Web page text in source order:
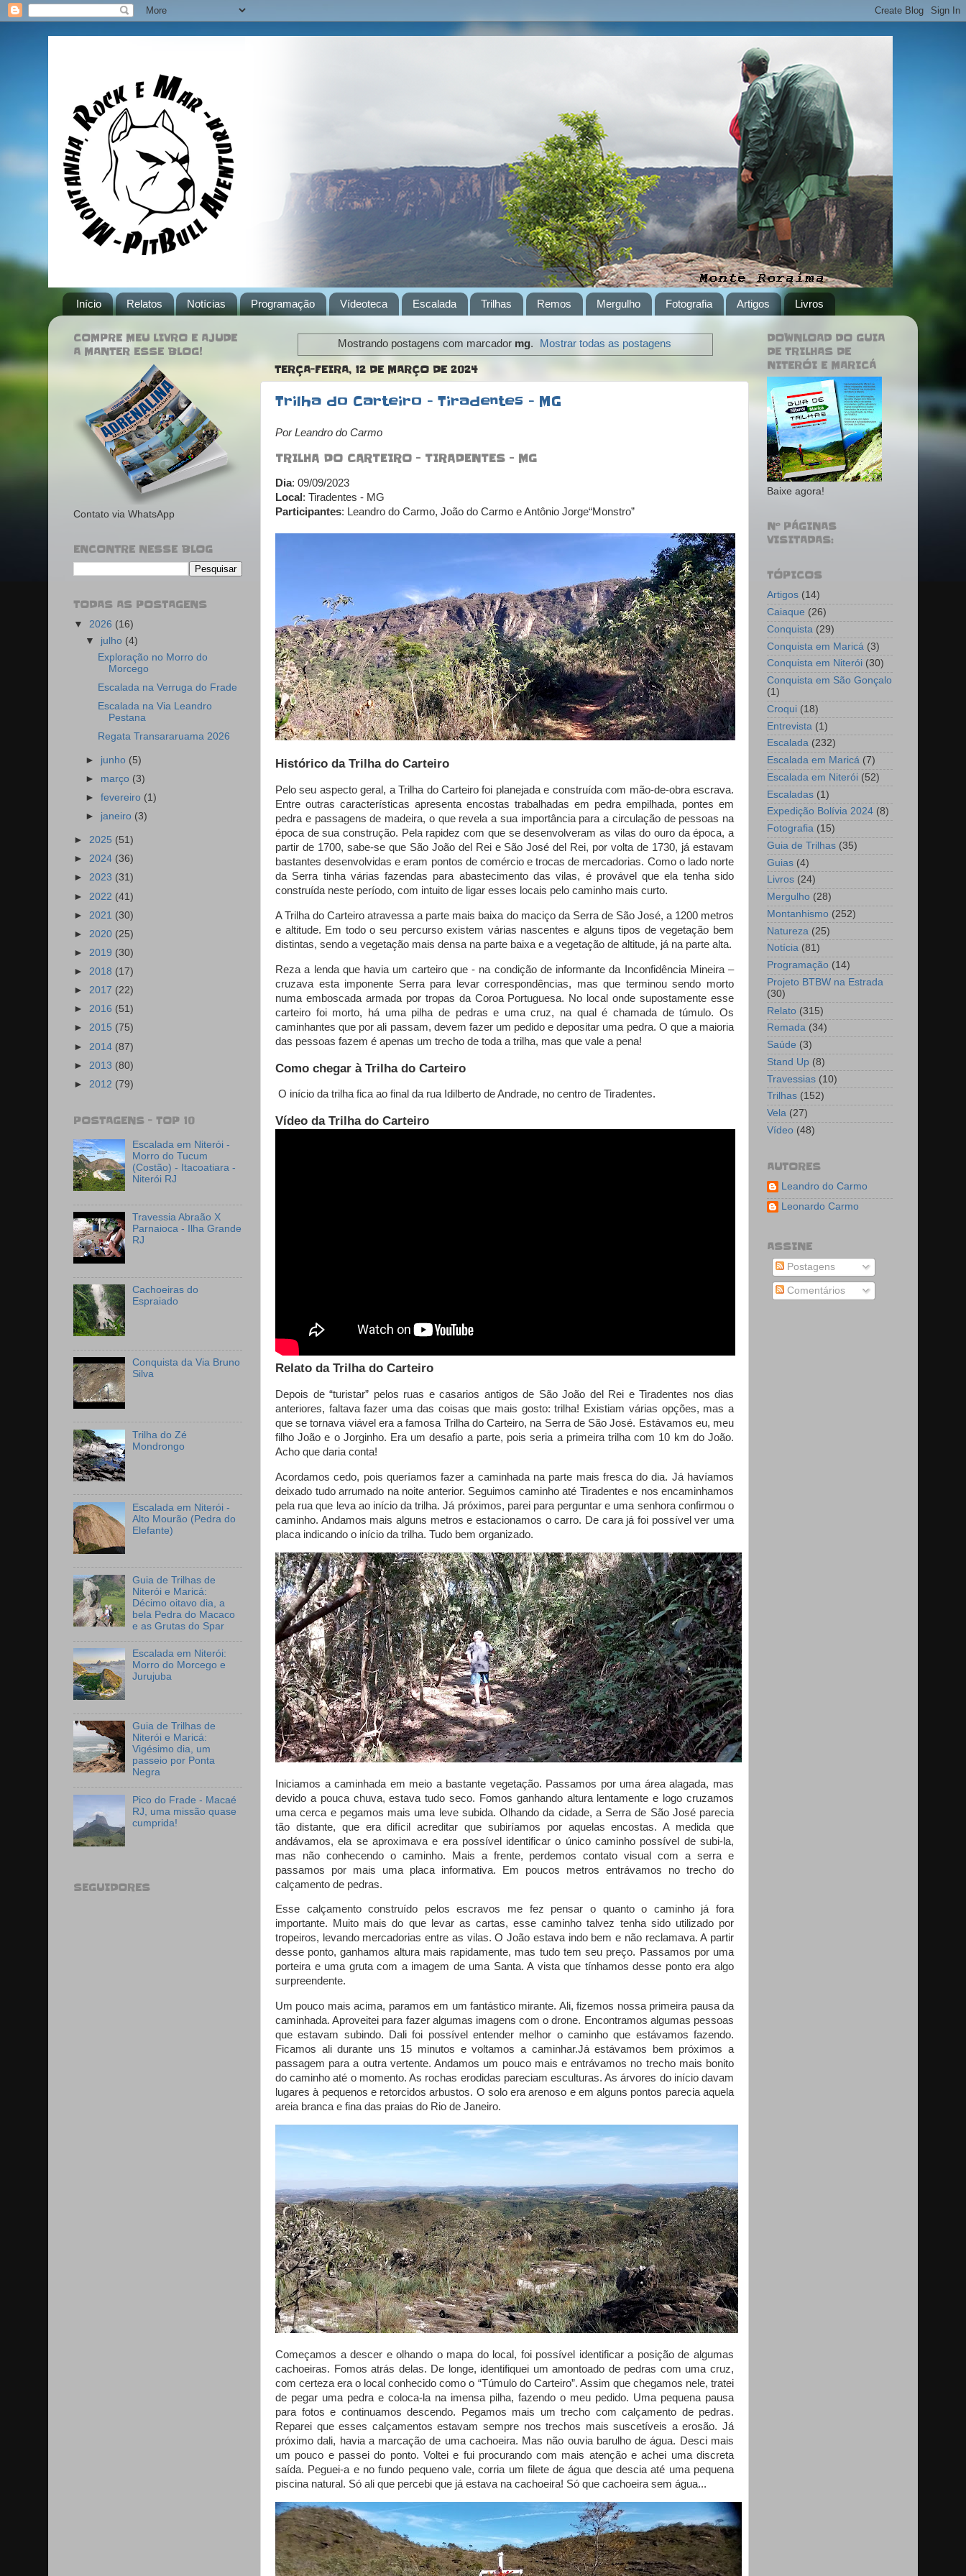
Início Relatos Notícias Programação Vídeoteca Escalada Trilhas Remos Mergulho Fotografia Artigos Livros
Mostrando postagens com marcador mg. Mostrar todas as postagens
TERÇA-FEIRA, 12 DE MARÇO DE 2024
Trilha do Carteiro - Tiradentes - MG
Por Leandro do Carmo
TRILHA DO CARTEIRO - TIRADENTES - MG
Dia: 09/09/2023
Local : Tiradentes - MG
Participantes: Leandro do Carmo, João do Carmo e Antônio Jorge“Monstro”
Histórico da Trilha do Carteiro
Pelo seu aspecto geral, a Trilha do Carteiro foi planejada e construída com mão-de-obra escrava.
Entre outras características apresenta encostas trabalhadas em pedra empilhada, pontes em
pedra e passagens de madeira, o que revela a sua importância para a circulação de pessoas na
época de sua construção. Pela rapidez com que se desenvolveram as vilas do ouro da época, a
partir de 1700, sabe-se que São João del Rei e São José del Rei, por volta de 1730, já estavam
bastantes desenvolvidas e eram pontos de comércio e trocas de mercadorias. Como o lado norte
da Serra tinha várias fazendas para abastecimento das vilas, é provável que ela tenha sido
construída neste período, com intuito de ligar esses locais pelo caminho mais curto.
A Trilha do Carteiro atravessa a parte mais baixa do maciço da Serra de São José, a 1200 metros
e altitude. Em todo o seu percurso existem várias nascentes e alguns tipos de vegetação bem
distintas, sendo a vegetação mais densa na parte baixa e a vegetação de altitude, já na parte alta.
Reza a lenda que havia um carteiro que - na condição de informante da Inconfidência Mineira –
cruzava esta imponente Serra para levar correspondências, mas que terminou sendo morto
numa emboscada armada por tropas da Coroa Portuguesa. No local onde supostamente esse
carteiro foi morto, há uma pilha de pedras e uma cruz, na qual é chamada de túmulo. Os
caminhantes que por ali passam, devem fazer um pedido e depositar uma pedra. O que a maioria
das pessoas fazem é apenas um trecho de toda a trilha, mas que vale a pena!
Como chegar à Trilha do Carteiro
O início da trilha fica ao final da rua Idilberto de Andrade, no centro de Tiradentes.
Vídeo da Trilha do Carteiro
Relato da Trilha do Carteiro
Depois de “turistar” pelos ruas e casarios antigos de São João del Rei e Tiradentes nos dias
anteriores, faltava fazer uma das coisas que mais gosto: trilha! Existiam várias opções, mas a
que se tornava viável era a famosa Trilha do Carteiro, na Serra de São José. Estávamos eu, meu
filho João e o Jorginho. Era um desafio a parte, pois seria a primeira trilha com 10 km do João.
Acho que daria conta!
Acordamos cedo, pois queríamos fazer a caminhada na parte mais fresca do dia. Já havíamos
deixado tudo arrumado na noite anterior. Seguimos caminho até Tiradentes e nos encaminhamos
pela rua que leva ao início da trilha. Já próximos, parei para perguntar e uma senhora confirmou o
caminho. Andamos mais alguns metros e estacionamos o carro. De cara já foi possível ver uma
placa indicando o início da trilha. Tudo bem organizado.
Iniciamos a caminhada em meio a bastante vegetação. Passamos por uma área alagada, mas
devido a pouca chuva, estava tudo seco. Fomos ganhando altura lentamente e logo cruzamos
uma cerca e pegamos mais uma leve subida. Olhando da cidade, a Serra de São José parecia
tão distante, que era difícil acreditar que subiríamos por aquelas encostas. A medida que
andávamos, ela se aproximava e era possível identificar o único caminho possível de subi-la,
mas não conhecendo o caminho. Mais a frente, perdemos contato visual com a serra e
passamos por mais uma placa informativa. Em poucos metros entrávamos no trecho do
calçamento de pedras.
Esse calçamento construído pelos escravos me fez pensar o quanto o caminho já fora
importante. Muito mais do que levar as cartas, esse caminho talvez tenha sido utilizado por
tropeiros, levando mercadorias entre as vilas. O João estava indo bem e não reclamava. A partir
desse ponto, ganhamos altura mais rapidamente, mas tudo tem seu preço. Passamos por uma
porteira e uma gruta com a imagem de uma Santa. A vista que tínhamos desse ponto era algo
surpreendente.
Um pouco mais acima, paramos em um fantástico mirante. Ali, fizemos nossa primeira pausa da
caminhada. Aproveitei para fazer algumas imagens com o drone. Encontramos algumas pessoas
que estavam subindo. Dali foi possível entender melhor o caminho que estávamos fazendo.
Ficamos ali durante uns 15 minutos e voltamos a caminhar.Já estávamos bem próximos a
passagem para a outra vertente. Andamos um pouco mais e entrávamos no trecho mais bonito
do caminho até o momento. As rochas erodidas pareciam esculturas. As árvores do início davam
lugares à pequenos e retorcidos arbustos. O solo era arenoso e em alguns pontos parecia aquela
areia branca e fina das praias do Rio de Janeiro.
Começamos a descer e olhando o mapa do local, foi possível identificar a posição de algumas
cachoeiras. Fomos atrás delas. De longe, identifiquei um amontoado de pedras com uma cruz,
com certeza era o local conhecido como o “Túmulo do Carteiro”. Assim que chegamos nele, tratei
de pegar uma pedra e coloca-la na imensa pilha, fazendo o meu pedido. Uma pequena pausa
para fotos e continuamos descendo. Pegamos mais um trecho com calçamento de pedras.
Reparei que esses calçamentos estavam sempre nos trechos mais suscetíveis a erosão. Já
próximo dali, havia a marcação de uma cachoeira. Mas não ouvia barulho de água. Desci mais
um pouco e passei do ponto. Voltei e fui procurando com mais atenção e achei uma discreta
saída. Peguei-a e no fundo pequeno vale, corria um filete de água que descia até uma pequena
piscina natural. Só ali que percebi que já estava na cachoeira! Só que cachoeira sem água...
COMPRE MEU LIVRO E AJUDE
A MANTER ESSE BLOG!
Contato via WhatsApp
ENCONTRE NESSE BLOG
TODAS AS POSTAGENS
▼ 2026 (16)
▼ julho (4)
Exploração no Morro do
Morcego
Escalada na Verruga do Frade
Escalada na Via Leandro
Pestana
Regata Transararuama 2026
► junho (5)
► março (3)
►fevereiro (1)
► janeiro (3)
► 2025 (51)
► 2024 (36)
► 2023 (31)
► 2022 (41)
► 2021 (30)
► 2020 (25)
► 2019 (30)
► 2018 (17)
► 2017 (22)
► 2016 (51)
► 2015 (75)
► 2014 (87)
► 2013 (80)
► 2012 (79)
POSTAGENS - TOP 10
Escalada em Niterói -
Morro do Tucum
(Costão) - Itacoatiara -
Niterói RJ
Travessia Abraão X
Parnaioca - Ilha Grande
RJ
Cachoeiras do
Espraiado
Conquista da Via Bruno
Silva
Trilha do Zé
Mondrongo
Escalada em Niterói -
Alto Mourão (Pedra do
Elefante)
Guia de Trilhas de
Niterói e Maricá:
Décimo oitavo dia, a
bela Pedra do Macaco
e as Grutas do Spar
Escalada em Niterói:
Morro do Morcego e
Jurujuba
Guia de Trilhas de
Niterói e Maricá:
Vigésimo dia, um
passeio por Ponta
Negra
Pico do Frade - Macaé
RJ, uma missão quase
cumprida!
SEGUIDORES
DOWNLOAD DO GUIA
DE TRILHAS DE
NITERÓI E MARICÁ
Baixe agora!
Nº PÁGINAS
VISITADAS:
TÓPICOS
Artigos (14)
Caiaque (26)
Conquista (29)
Conquista em Maricá (3)
Conquista em Niterói (30)
Conquista em São Gonçalo
(1)
Croqui (18)
Entrevista (1)
Escalada (232)
Escalada em Maricá (7)
Escalada em Niterói (52)
Escaladas (1)
Expedição Bolívia 2024 (8)
Fotografia (15)
Guia de Trilhas (35)
Guias (4)
Livros (24)
Mergulho (28)
Montanhismo (252)
Natureza (25)
Notícia (81)
Programação (14)
Projeto BTBW na Estrada
(30)
Relato (315)
Remada (34)
Saúde (3)
Stand Up (8)
Travessias (10)
Trilhas (152)
Vela (27)
Vídeo (48)
AUTORES
Leandro do Carmo
Leonardo Carmo
ASSINE
Postagens
Comentários